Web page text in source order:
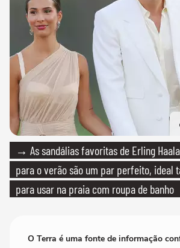
→ As sandálias favoritas de Erling
para o verão são um par perfeito, ideal
para usar na praia com roupa de banho
O Terra é uma fonte de informação